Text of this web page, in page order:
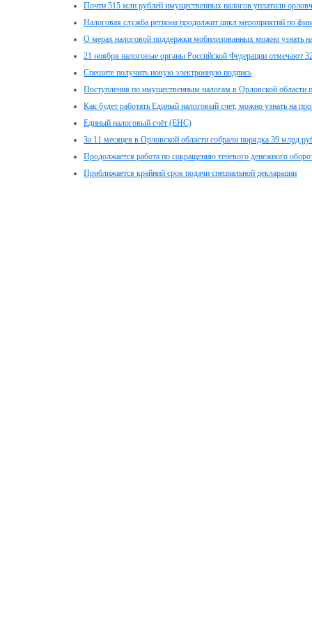
Почти 515 млн рублей имущественных налогов уплатили
Налоговая служба региона продолжит цикл мероприятий по
О мерах налоговой поддержки мобилизованных можно узнать
21 ноября налоговые органы Российской Федерации отмечают
Спешите получить новую электронную подпись
Поступления по имущественным налогам в Орловской области
Как будет работать Единый налоговый счет, можно узнать на
Единый налоговый счёт (ЕНС)
За 11 месяцев в Орловской области собрали порядка 39 млрд
Продолжается работа по сокращению теневого денежного
Приближается крайний срок подачи специальной декларации